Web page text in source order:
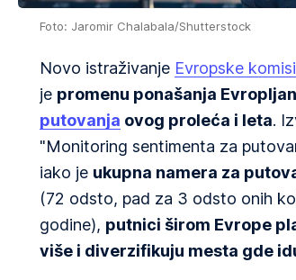
Foto: Jaromir Chalabala/Shutterstock
Novo istraživanje Evropske
je promenu ponašanja
putovanja ovog proleća i leta.
"Monitoring sentimenta za
iako je ukupna namera za
(72 odsto, pad za 3 odsto onih
godine), putnici širom Evrope
više i diverzifikuju mesta gde